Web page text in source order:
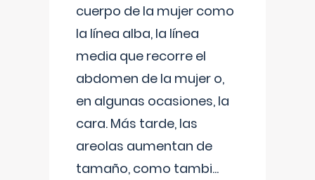
cuerpo de la mujer como
la línea alba, la línea
media que recorre el
abdomen de la mujer o,
en algunas ocasiones, la
cara. Más tarde, las
areolas aumentan de
tamaño, como tambi...